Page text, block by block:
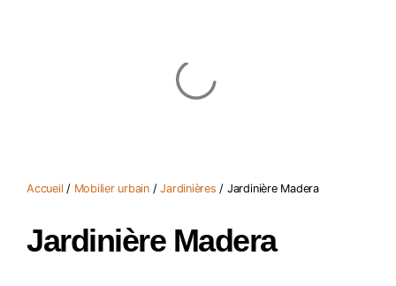
Accueil / Mobilier urbain /Jardinières / Jardinière Madera
Jardinière Madera